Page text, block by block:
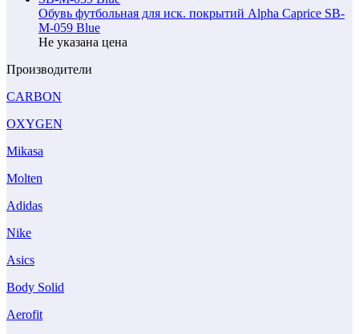
Обувь футбольная для иск. покрытий Alpha Caprice SB-
M-059 Blue
Не указана цена
Производители
CARBON
OXYGEN
Mikasa
Molten
Adidas
Nike
Asics
Body Solid
Aerofit